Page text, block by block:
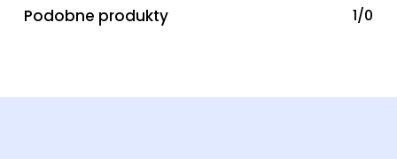
Podobne produkty 1/0